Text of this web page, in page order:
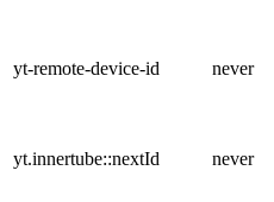
yt-remote-device-id never
yt.innertube::nextId never